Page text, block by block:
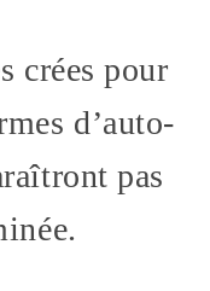
crées pour
d’auto-
pas